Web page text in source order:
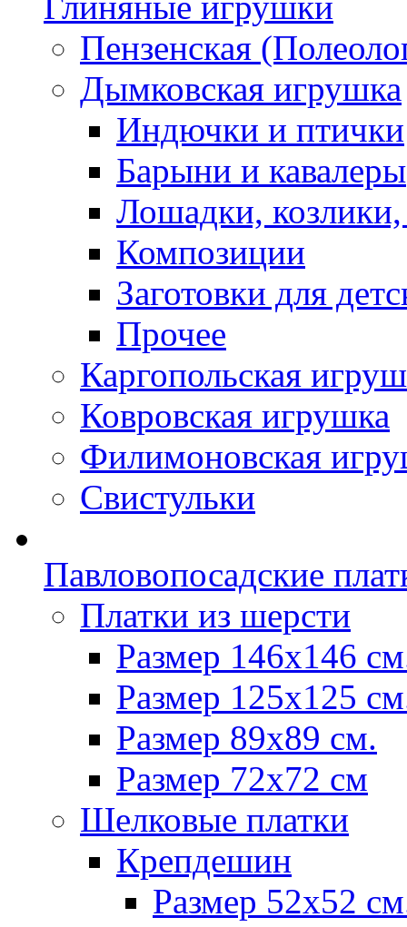
Пензенская
Дымковская игрушка
Индючки и птички
Барыни и кавалеры
Лошадки,
Композиции
Заготовки для
Прочее
Каргопольская
Ковровская игрушка
Филимоновская
Свистульки
Павловопосадские
Платки из шерсти
Размер 146х146
Размер 125х125
Размер 89х89 см.
Размер 72x72 см
Шелковые платки
Крепдешин
Размер 52х52